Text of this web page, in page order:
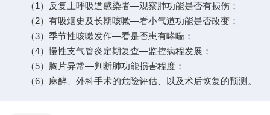
（1）反复上呼吸道感染者—观察肺功能是否有损伤；
（2）有吸烟史及长期咳嗽—看小气道功能是否改变；
（3）季节性咳嗽发作—看是否患有哮喘；
（4）慢性支气管炎定期复查—监控病程发展；
（5）胸片异常—判断肺功能损害程度；
（6）麻醉、外科手术的危险评估、以及术后恢复的预测。